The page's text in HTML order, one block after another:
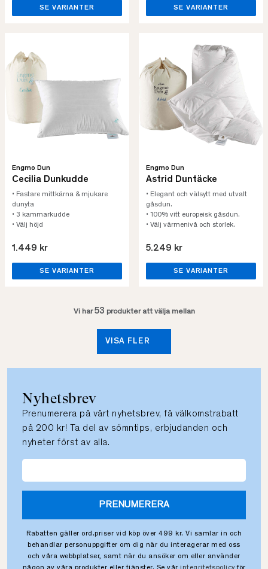
SE VARIANTER SE VARIANTER
Engmo Dun
Cecilia Dunkudde
• Fastare mittkärna & mjukare
dunyta
• 3 kammarkudde
• Välj höjd
1.449 kr
SE VARIANTER
Engmo Dun
Astrid Duntäcke
• Elegant och välsytt med utvalt
gåsdun.
• 100% vitt europeisk gåsdun.
• Välj värmenivå och storlek.
5.249 kr
SE VARIANTER
Vi har53 produkter att välja mellan
VISA FLER
Nyhetsbrev
Prenumerera på vårt nyhetsbrev, få välkomstrabatt
på 200 kr! Ta del av sömntips, erbjudanden och
nyheter först av alla.
PRENUMERERA
Rabatten gäller ord.priser vid köp över 499 kr. Vi samlar in och
behandlar personuppgifter om dig när du interagerar med oss
och våra webbplatser, samt när du ansöker om eller använder